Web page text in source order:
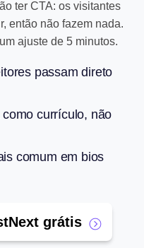
ter CTA: os visitantes
então não fazem nada.
ajuste de 5 minutos.
passam direto
currículo, não
comum em bios
grátis